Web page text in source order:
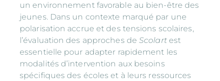
un environnement favorable au bien-être des
jeunes. Dans un contexte marqué par une
polarisation accrue et des tensions scolaires,
l’évaluation des approches deScolartest
essentielle pour adapter rapidement les
modalités d’intervention aux besoins
spécifiques des écoles et à leurs ressources